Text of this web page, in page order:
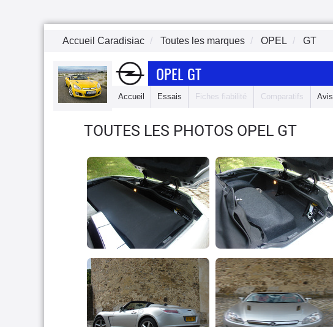
Accueil Caradisiac Toutes les marques OPEL GT
OPEL GT
Accueil Essais Fiches fiabilité Comparatifs Avis
TOUTES LES PHOTOS OPEL GT